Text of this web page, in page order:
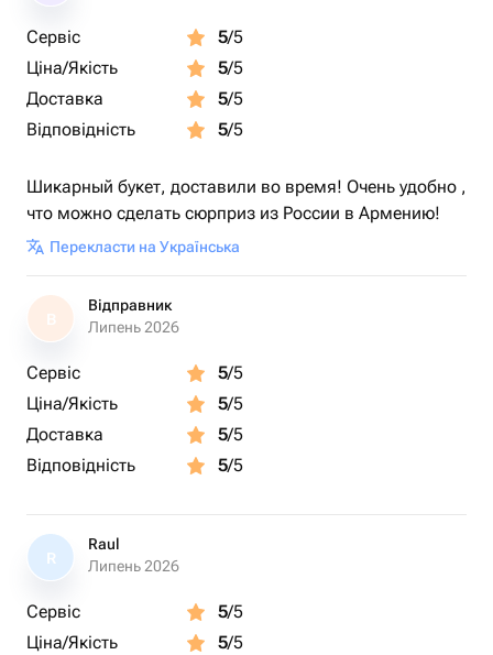
Сервіс 5/5
Ціна/Якість
5/5
Доставка
5/5
Відповідність
5/5
Шикарный букет, доставили во время! Очень удобно ,
что можно сделать сюрприз из России в Армению!
Перекласти на Українська
В
Відправник
Липень 2026
Сервіс 5/5
Ціна/Якість
5/5
Доставка
5/5
Відповідність
5/5
R
Raul
Липень 2026
Сервіс 5/5
Ціна/Якість
5/5